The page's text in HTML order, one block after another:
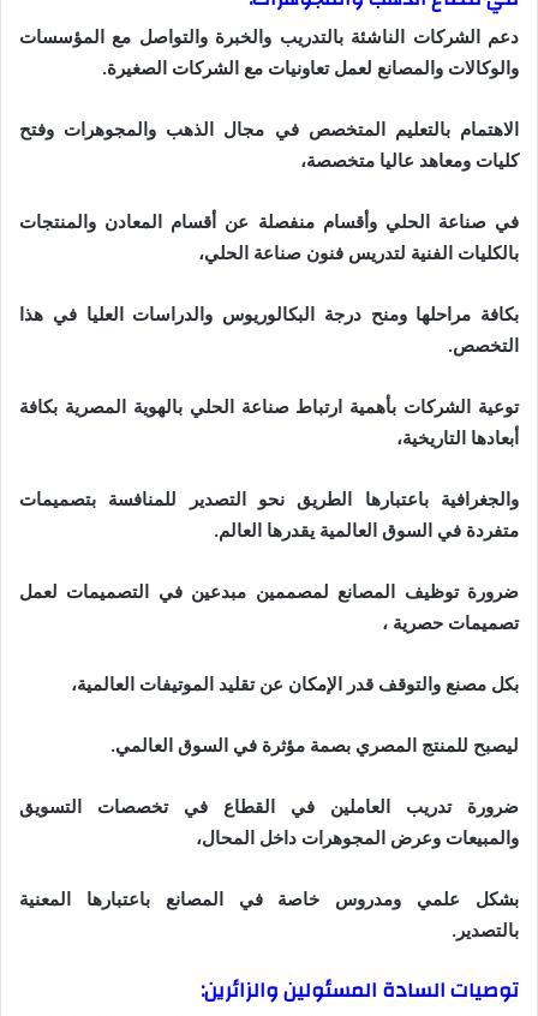
دعم الشركات الناشئة بالتدريب والخبرة والتواصل مع المؤسسات
والوكالات والمصانع لعمل تعاونيات مع الشركات الصغيرة.
الاهتمام بالتعليم المتخصص في مجال الذهب والمجوهرات وفتح
كليات ومعاهد عاليا متخصصة،
في صناعة الحلي وأقسام منفصلة عن أقسام المعادن والمنتجات
بالكليات الفنية لتدريس فنون صناعة الحلي،
بكافة مراحلها ومنح درجة البكالوريوس والدراسات العليا في هذا
التخصص.
توعية الشركات بأهمية ارتباط صناعة الحلي بالهوية المصرية بكافة
أبعادها التاريخية،
والجغرافية باعتبارها الطريق نحو التصدير للمنافسة بتصميمات
متفردة في السوق العالمية يقدرها العالم.
ضرورة توظيف المصانع لمصممين مبدعين في التصميمات لعمل
تصميمات حصرية ،
بكل مصنع والتوقف قدر الإمكان عن تقليد الموتيفات العالمية،
ليصبح للمنتج المصري بصمة مؤثرة في السوق العالمي.
ضرورة تدريب العاملين في القطاع في تخصصات التسويق
والمبيعات وعرض المجوهرات داخل المحال،
بشكل علمي ومدروس خاصة في المصانع باعتبارها المعنية
بالتصدير.
توصيات السادة المسئولين والزائرين: